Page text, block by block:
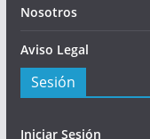
Nosotros
Aviso Legal
Sesión
Iniciar Sesión